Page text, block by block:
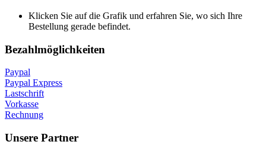
Klicken Sie auf die Grafik und erfahren Sie, wo sich Ihre
Bestellung gerade befindet.
Bezahlmöglichkeiten
Paypal
Paypal Express
Lastschrift
Vorkasse
Rechnung
Unsere Partner